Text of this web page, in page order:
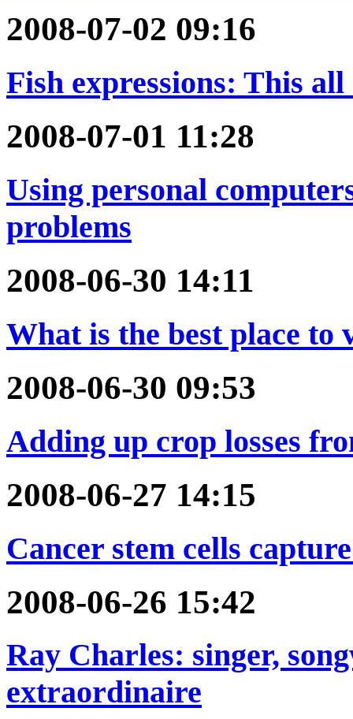
2008-07-02 09:16
Fish expressions: This
2008-07-01 11:28
Using personal
problems
2008-06-30 14:11
What is the best place to
2008-06-30 09:53
Adding up crop losses
2008-06-27 14:15
Cancer stem cells
2008-06-26 15:42
Ray Charles: singer,
extraordinaire